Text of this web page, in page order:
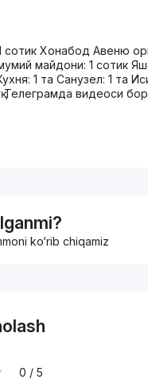
Хонабод Авеню
майдони: 1 сотик
1 та Санузел: 1 та
Телеграмда видеоси
ko‘rib chiqamiz
0 / 5